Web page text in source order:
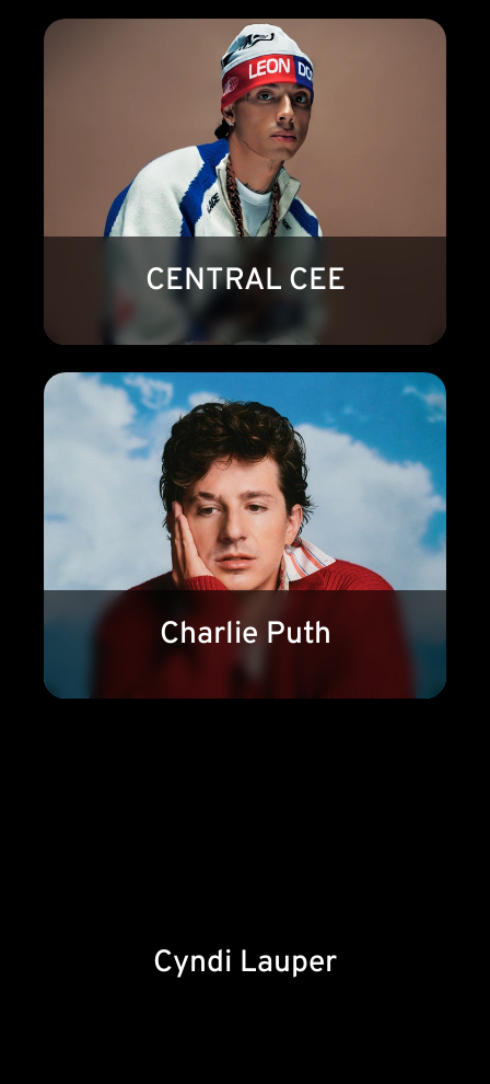
CENTRAL CEE
Charlie Puth
Cyndi Lauper